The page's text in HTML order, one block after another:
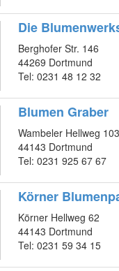
Die
Berghofer Str. 146
44269 Dortmund
Tel: 0231 48 12 32
Blumen Graber
Wambeler Hellweg 103
44143 Dortmund
Tel: 0231 925 67 67
Körner
Körner Hellweg 62
44143 Dortmund
Tel: 0231 59 34 15